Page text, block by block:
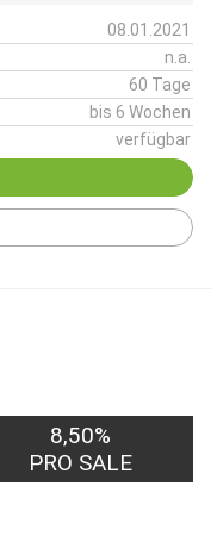
08.01.2021
n.a.
60 Tage
bis 6 Wochen
verfügbar
8,50%
PRO SALE